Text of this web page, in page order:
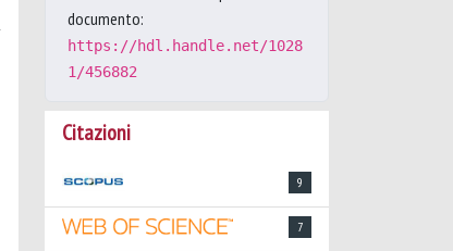
documento:
https://hdl.handle.net/1028
1/456882
Citazioni
9
7